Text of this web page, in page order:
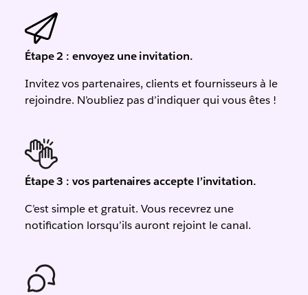
Étape 2 : envoyez une invitation.
Invitez vos partenaires, clients et fournisseurs à le
rejoindre. N’oubliez pas d’indiquer qui vous êtes !
Étape 3 : vos partenaires accepte l’invitation.
C’est simple et gratuit. Vous recevrez une
notification lorsqu’ils auront rejoint le canal.